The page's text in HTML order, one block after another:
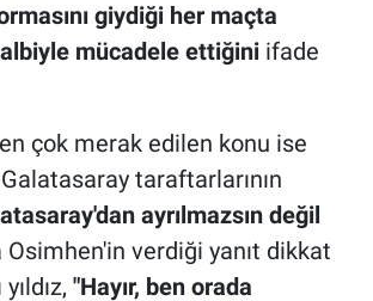
giydiği her maçta
mücadele ettiğiniifade
en çok merak edilen konu ise
taraftarlarının
ayrılmazsın değil
verdiği yanıt dikkat
"Hayır, ben orada